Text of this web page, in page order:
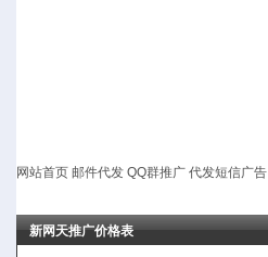
网站首页 邮件代发 QQ群推广 代发短信广告
新网天推广价格表